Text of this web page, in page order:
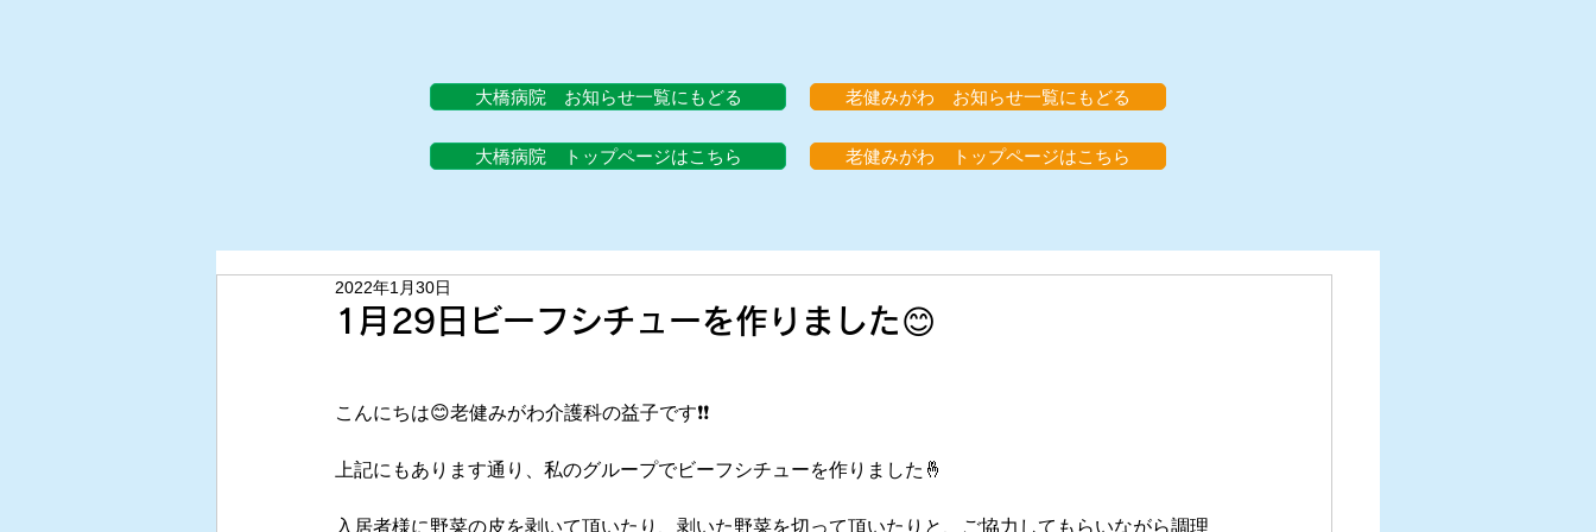
大橋病院 お知らせ一覧にもどる
大橋病院 トップページはこちら
老健みがわ お知らせ一覧にもどる
老健みがわ トップページはこちら
1月29日ビーフシチューを作りました😊
2022年1月30日
こんにちは😊老健みがわ介護科の益子です❗❗
上記にもあります通り、私のグループでビーフシチューを作りました🤞
入居者様に野菜の皮を剥いて頂いたり、剥いた野菜を切って頂いたりと、ご協力してもらいながら調理